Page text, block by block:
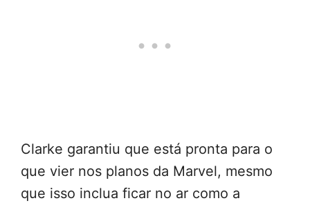
Clarke garantiu que está pronta para o
que vier nos planos da Marvel, mesmo
que isso inclua ficar no ar como a